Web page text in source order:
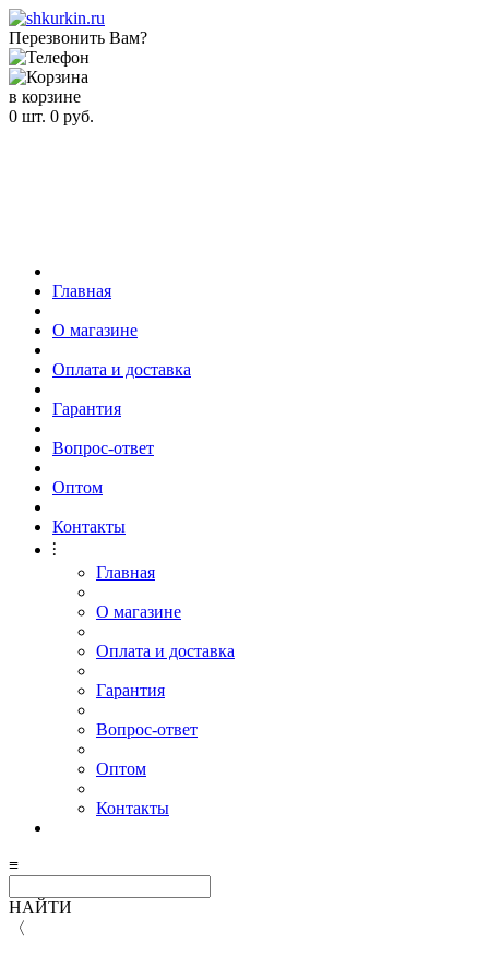
Перезвонить Вам?
в корзине
0 шт. 0 руб.
Главная
О магазине
Оплата и доставка
Гарантия
Вопрос-ответ
Оптом
Контакты
⫶
Главная
О магазине
Оплата и доставка
Гарантия
Вопрос-ответ
Оптом
Контакты
≡
НАЙТИ
〈